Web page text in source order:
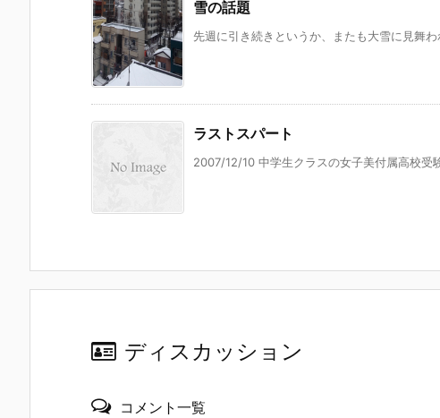
雪の話題
先週に引き続きというか、またも大雪に見舞
ラストスパート
2007/12/10 中学生クラスの女子美付属高校受
ディスカッション
コメント一覧